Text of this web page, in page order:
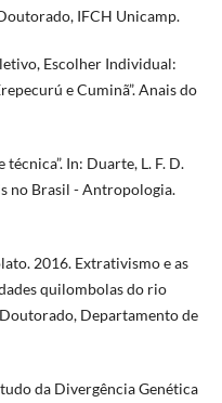
IFCH Unicamp.
Escolher Individual:
e Cuminã”. Anais do
In: Duarte, L. F. D.
no Brasil - Antropologia.
2016. Extrativismo e as
quilombolas do rio
Departamento de
da Divergência Genética